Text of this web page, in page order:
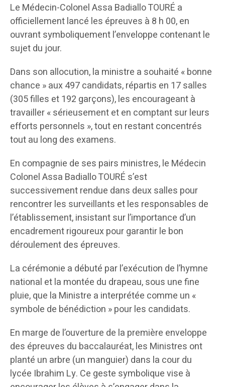
Le Médecin-Colonel Assa Badiallo TOURÉ a
officiellement lancé les épreuves à 8 h 00, en
ouvrant symboliquement l’enveloppe contenant le
sujet du jour.
Dans son allocution, la ministre a souhaité « bonne
chance » aux 497 candidats, répartis en 17 salles
(305 filles et 192 garçons), les encourageant à
travailler « sérieusement et en comptant sur leurs
efforts personnels », tout en restant concentrés
tout au long des examens.
En compagnie de ses pairs ministres, le Médecin
Colonel Assa Badiallo TOURÉ s’est
successivement rendue dans deux salles pour
rencontrer les surveillants et les responsables de
l’établissement, insistant sur l’importance d’un
encadrement rigoureux pour garantir le bon
déroulement des épreuves.
La cérémonie a débuté par l’exécution de l’hymne
national et la montée du drapeau, sous une fine
pluie, que la Ministre a interprétée comme un «
symbole de bénédiction » pour les candidats.
En marge de l’ouverture de la première enveloppe
des épreuves du baccalauréat, les Ministres ont
planté un arbre (un manguier) dans la cour du
lycée Ibrahim Ly. Ce geste symbolique vise à